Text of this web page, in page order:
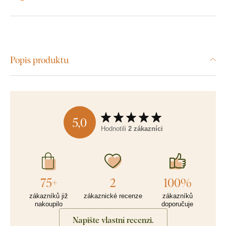
Popis produktu
5,0 Hodnotili 2 zákazníci
75+
zákazníků již
nakoupilo
2
zákaznické recenze
100%
zákazníků
doporučuje
Napište vlastní recenzi.